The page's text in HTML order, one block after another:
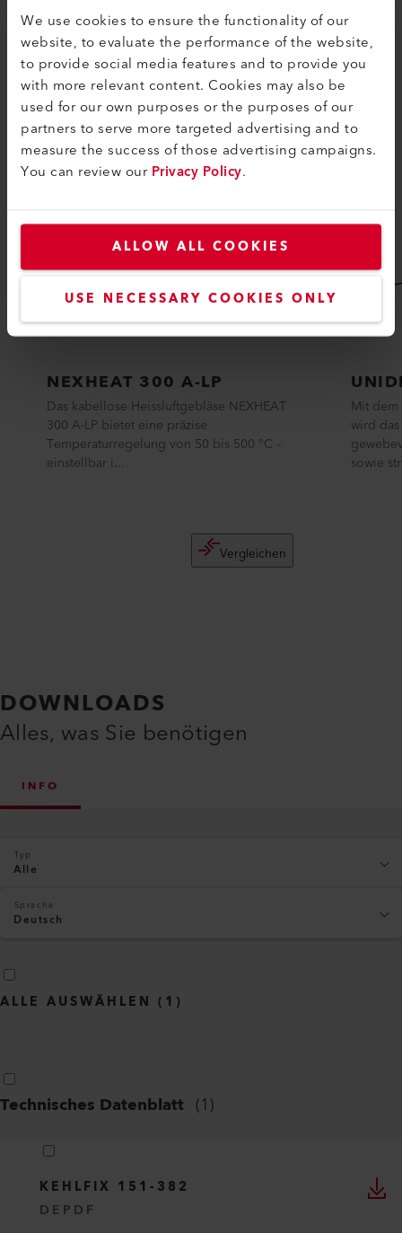
We use cookies to ensure the functionality of our
website, to evaluate the performance of the website,
to provide social media features and to provide you
with more relevant content. Cookies may also be
used for our own purposes or the purposes of our
partners to serve more targeted advertising and to
measure the success of those advertising campaigns.
You can review ourPrivacy Policy.
ALLOW ALL COOKIES
USE NECESSARY COOKIES ONLY
KOMPATIBEL
Perfekt für diese Produkte
NEXHEAT 300 A-LP
Das kabellose Heissluftgebläse NEXHEAT
300 A-LP bietet eine präzise
Temperaturregelung von 50 bis 500 °C –
einstellbar i...
Vergleichen
Mit dem
wird
sowie
DOWNLOADS
Alles, was Sie benötigen
INFO
Typ
Alle
Sprache
Deutsch
ALLE AUSWÄHLEN ( 1 )
Technisches Datenblatt (1)
KEHLFIX 151-382
DE PDF